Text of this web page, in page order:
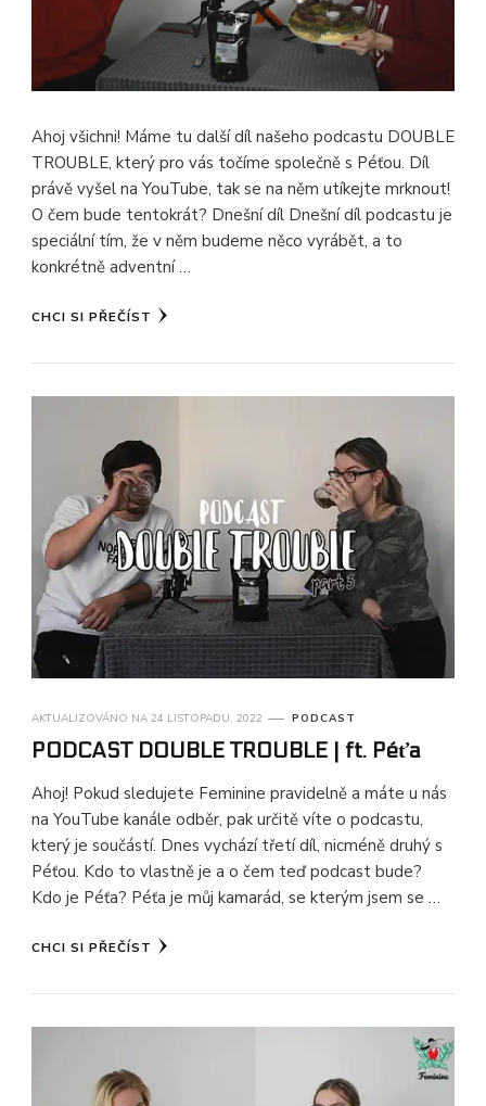
Ahoj všichni! Máme tu další díl našeho podcastu DOUBLE
TROUBLE, který pro vás točíme společně s Péťou. Díl
právě vyšel na YouTube, tak se na něm utíkejte mrknout!
O čem bude tentokrát? Dnešní díl Dnešní díl podcastu je
speciální tím, že v něm budeme něco vyrábět, a to
konkrétně adventní …
CHCI SI PŘEČÍST
AKTUALIZOVÁNO NA 24 LISTOPADU, 2022 PODCAST
PODCAST DOUBLE TROUBLE | ft. Péťa
Ahoj! Pokud sledujete Feminine pravidelně a máte u nás
na YouTube kanále odběr, pak určitě víte o podcastu,
který je součástí. Dnes vychází třetí díl, nicméně druhý s
Péťou. Kdo to vlastně je a o čem teď podcast bude?
Kdo je Péťa? Péťa je můj kamarád, se kterým jsem se …
CHCI SI PŘEČÍST